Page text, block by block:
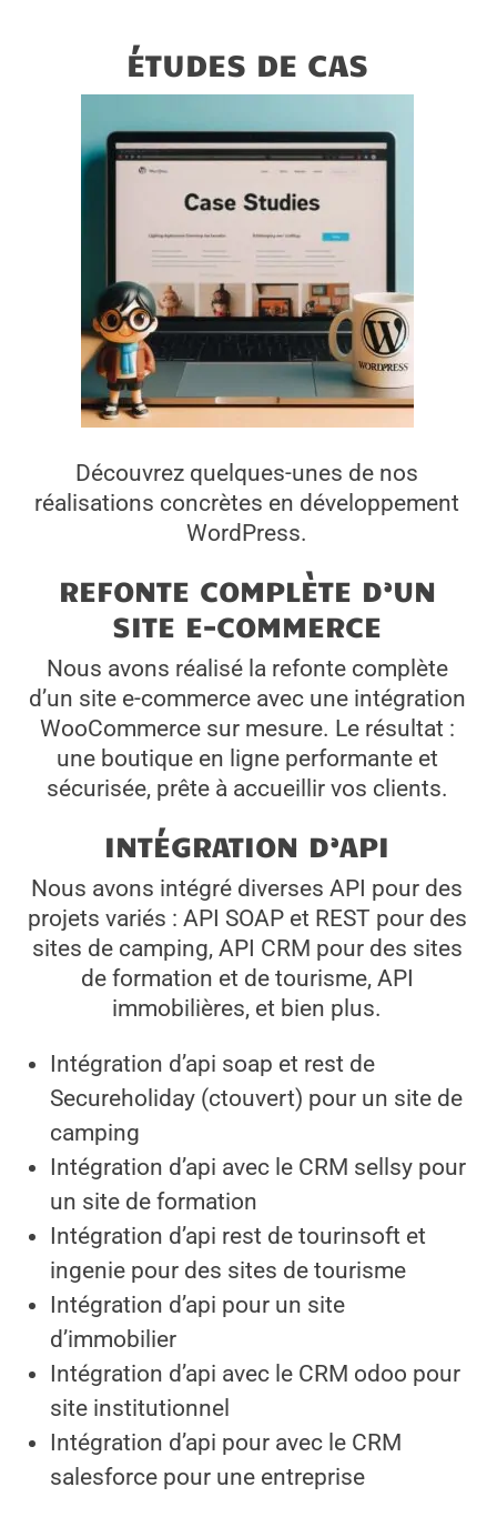
ÉTUDES DE CAS
Découvrez quelques-unes de nos
réalisations concrètes en développement
WordPress.
REFONTE COMPLÈTE D’UN
SITE E-COMMERCE
Nous avons réalisé la refonte complète
d’un site e-commerce avec une intégration
WooCommerce sur mesure. Le résultat :
une boutique en ligne performante et
sécurisée, prête à accueillir vos clients.
INTÉGRATION D’API
Nous avons intégré diverses API pour des
projets variés : API SOAP et REST pour des
sites de camping, API CRM pour des sites
de formation et de tourisme, API
immobilières, et bien plus.
Intégration d’api soap et rest de
Secureholiday (ctouvert) pour un site de
camping
Intégration d’api avec le CRM sellsy pour
un site de formation
Intégration d’api rest de tourinsoft et
ingenie pour des sites de tourisme
Intégration d’api pour un site
d’immobilier
Intégration d’api avec le CRM odoo pour
site institutionnel
Intégration d’api pour avec le CRM
salesforce pour une entreprise